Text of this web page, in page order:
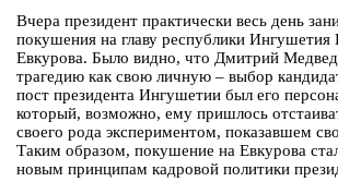
Вчера президент практически весь день
покушения на главу республики
Евкурова. Было видно, что Дмитрий
трагедию как свою личную – выбор
пост президента Ингушетии был его
который, возможно, ему пришлось
своего рода экспериментом, показавшем
Таким образом, покушение на Евкурова
новым принципам кадровой политики